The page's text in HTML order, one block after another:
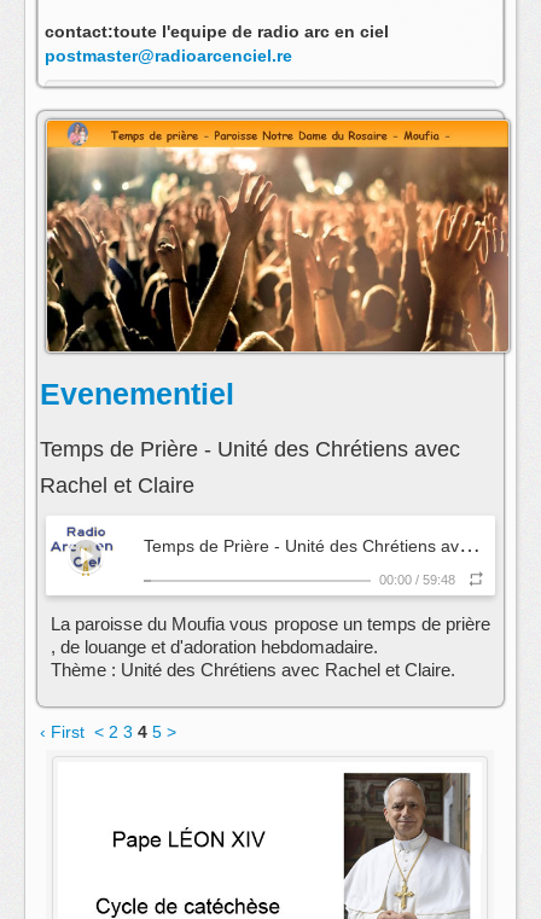
contact:toute l'equipe de radio arc en ciel
postmaster@radioarcenciel.re
s'abonner au fil rss de cette emission:
Evenementiel
Temps de Prière - Unité des Chrétiens avec
Rachel et Claire
T
emps de Prière - Unité des Chrétiens avec Rachel et Claire
00:00 / 59:48
La paroisse du Moufia vous propose un temps de prière
, de louange et d'adoration hebdomadaire.
Thème : Unité des Chrétiens avec Rachel et Claire.
‹ First < 2 3 4 5 >